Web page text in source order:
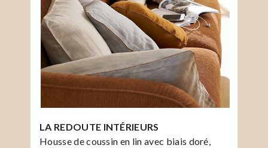
LA REDOUTE INTÉRIEURS
Housse de coussin en lin avec biais doré,